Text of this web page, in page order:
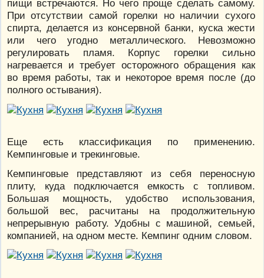
пищи встречаются. Но чего проще сделать самому.
При отсутствии самой горелки но наличии сухого
спирта, делается из консервной банки, куска жести
или чего угодно металлического. Невозможно
регулировать пламя. Корпус горелки сильно
нагревается и требует осторожного обращения как
во время работы, так и некоторое время после (до
полного остывания).
Еще есть классификация по применению.
Кемпинговые и трекинговые.
Кемпинговые представляют из себя переносную
плиту, куда подключается емкость с топливом.
Большая мощность, удобство использования,
большой вес, расчитаны на продолжительную
непрерывную работу. Удобны с машиной, семьей,
компанией, на одном месте. Кемпинг одним словом.